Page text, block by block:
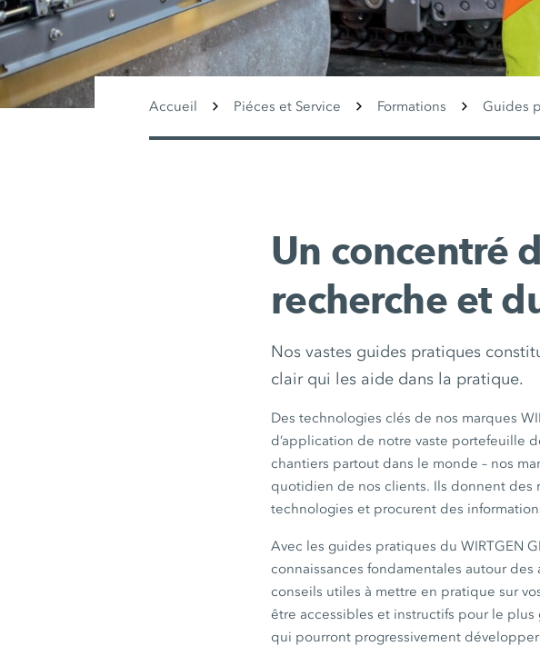
Accueil Piéces et Service Formations Guides
Un concentré
recherche et
Nos vastes guides pratiques
clair qui les aide dans la pratique.
Des technologies clés de nos marques
d’application de notre vaste portefeuille
chantiers partout dans le monde – nos
quotidien de nos clients. Ils donnent des
technologies et procurent des
Avec les guides pratiques du WIRTGEN
connaissances fondamentales autour
conseils utiles à mettre en pratique sur
être accessibles et instructifs pour le
qui pourront progressivement